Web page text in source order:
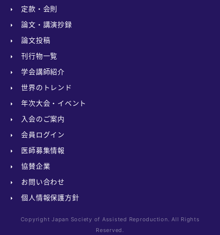
定款・会則
論文・講演抄録
論文投稿
刊行物一覧
学会講師紹介
世界のトレンド
年次大会・イベント
入会のご案内
会員ログイン
医師募集情報
協賛企業
お問い合わせ
個人情報保護方針
Copyright Japan Society of Assisted Reproduction. All Rights
Reserved.